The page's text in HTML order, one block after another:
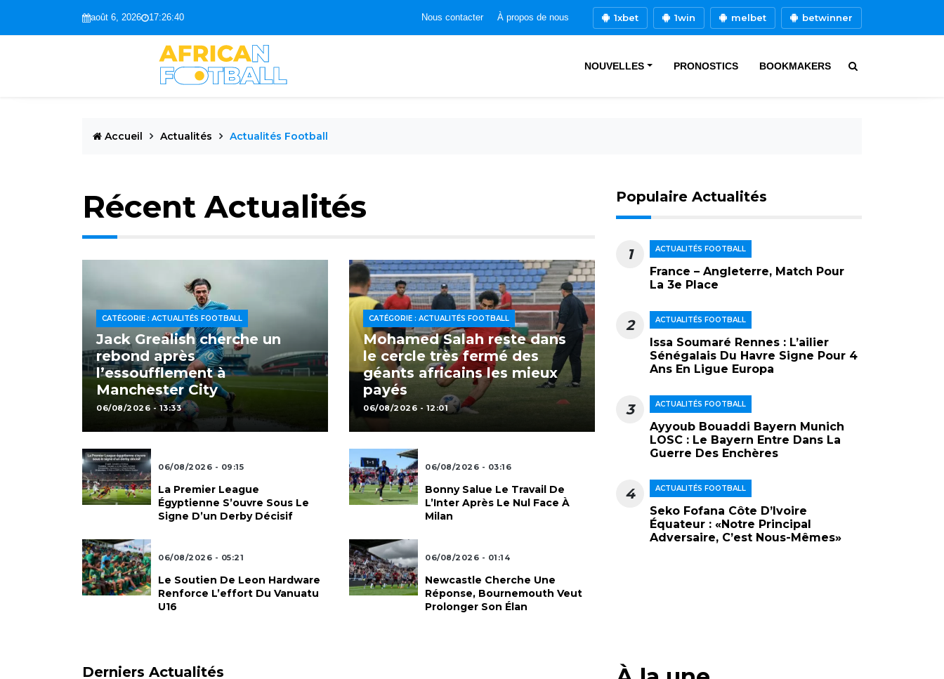
août 6, 2026 17:26:41 Nous contacter À propos de nous 1xbet 1win melbet betwinner
NOUVELLES PRONOSTICS BOOKMAKERS
Accueil Actualités Actualités Football
Récent Actualités
CATÉGORIE : ACTUALITÉS FOOTBALL
Jack Grealish cherche un
rebond après
l’essoufflement à
Manchester City
06/08/2026 - 13:33
CATÉGORIE : ACTUALITÉS FOOTBALL
Mohamed Salah reste dans
le cercle très fermé des
géants africains les mieux
payés
06/08/2026 - 12:01
06/08/2026 - 09:15
La Premier League
Égyptienne S’ouvre Sous Le
Signe D’un Derby Décisif
06/08/2026 - 05:21
Le Soutien De Leon Hardware
Renforce L’effort Du Vanuatu
U16
06/08/2026 - 03:16
Bonny Salue Le Travail De
L’Inter Après Le Nul Face À
Milan
06/08/2026 - 01:14
Newcastle Cherche Une
Réponse, Bournemouth Veut
Prolonger Son Élan
Populaire Actualités
1 ACTUALITÉS FOOTBALL
France – Angleterre, Match Pour
La 3e Place
2 ACTUALITÉS FOOTBALL
Issa Soumaré Rennes : L’ailier
Sénégalais Du Havre Signe Pour 4
Ans En Ligue Europa
3 ACTUALITÉS FOOTBALL
Ayyoub Bouaddi Bayern Munich
LOSC : Le Bayern Entre Dans La
Guerre Des Enchères
4 ACTUALITÉS FOOTBALL
Seko Fofana Côte D’Ivoire
Équateur : «Notre Principal
Adversaire, C’est Nous-Mêmes»
Derniers Actualités